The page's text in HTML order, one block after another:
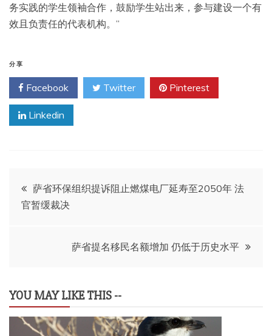
务实践的学生领袖合作，鼓励学生站出来，参与建设一个有
效且负责任的代表机构。”
分享
Facebook Twitter Pinterest
Linkedin
文
章
萨省环保组织提诉阻止燃煤电厂延寿至2050年 法
官暂缓裁决
萨省提名移民名额增加 仍低于历史水平
YOU MAY LIKE THIS --